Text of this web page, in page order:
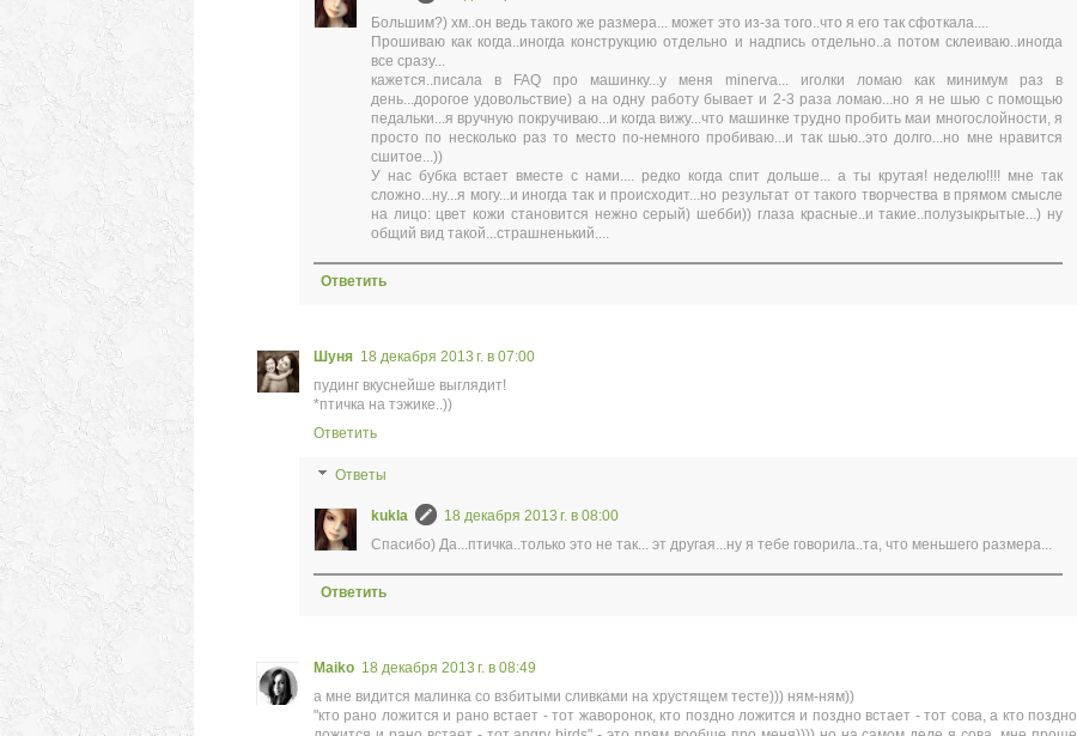
Большим?) хм..он ведь такого же размера... может это из-за того..что я его так сфоткала....
Прошиваю как когда..иногда конструкцию отдельно и надпись отдельно..а потом склеиваю..иногда
все сразу...
кажется..писала в FAQ про машинку...у меня minerva... иголки ломаю как минимум раз в
день...дорогое удовольствие) а на одну работу бывает и 2-3 раза ломаю...но я не шью с помощью
педальки...я вручную покручиваю...и когда вижу...что машинке трудно пробить маи многослойности, я
просто по несколько раз то место по-немного пробиваю...и так шью..это долго...но мне нравится
сшитое...))
У нас бубка встает вместе с нами.... редко когда спит дольше... а ты крутая! неделю!!!! мне так
сложно...ну...я могу...и иногда так и происходит...но результат от такого творчества в прямом смысле
на лицо: цвет кожи становится нежно серый) шебби)) глаза красные..и такие..полузыкрытые...) ну
общий вид такой...страшненький....
Ответить
Шуня 18 декабря 2013 г. в 07:00
пудинг вкуснейше выглядит!
*птичка на тэжике..))
Ответить
Ответы
kukla
18 декабря 2013 г. в 08:00
Спасибо) Да...птичка..только это не так... эт другая...ну я тебе говорила..та, что меньшего размера...
Ответить
Maiko 18 декабря 2013 г. в 08:49
а мне видится малинка со взбитыми сливками на хрустящем тесте))) ням-ням))
"кто рано ложится и рано встает - тот жаворонок, кто поздно ложится и поздно встает - тот сова, а кто поздно